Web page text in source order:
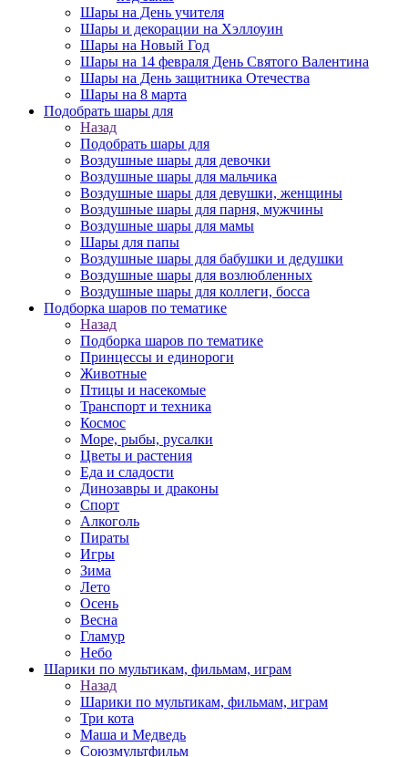
Шары на День учителя
Шары и декорации на Хэллоуин
Шары на Новый Год
Шары на 14 февраля День Святого Валентина
Шары на День защитника Отечества
Шары на 8 марта
Подобрать шары для
Назад
Подобрать шары для
Воздушные шары для девочки
Воздушные шары для мальчика
Воздушные шары для девушки, женщины
Воздушные шары для парня, мужчины
Воздушные шары для мамы
Шары для папы
Воздушные шары для бабушки и дедушки
Воздушные шары для возлюбленных
Воздушные шары для коллеги, босса
Подборка шаров по тематике
Назад
Подборка шаров по тематике
Принцессы и единороги
Животные
Птицы и насекомые
Транспорт и техника
Космос
Море, рыбы, русалки
Цветы и растения
Еда и сладости
Динозавры и драконы
Спорт
Алкоголь
Пираты
Игры
Зима
Лето
Осень
Весна
Гламур
Небо
Шарики по мультикам, фильмам, играм
Назад
Шарики по мультикам, фильмам, играм
Три кота
Маша и Медведь
Союзмультфильм